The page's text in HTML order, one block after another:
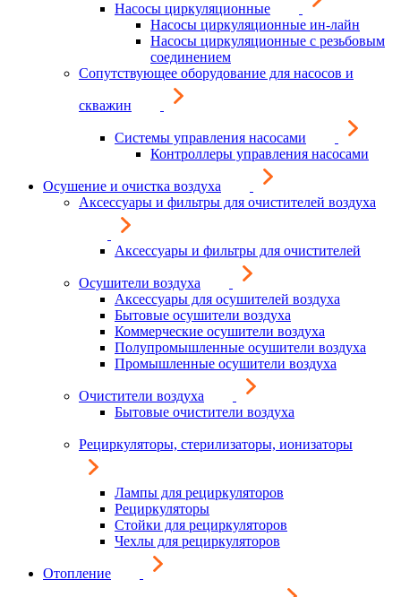
Насосы циркуляционные
Насосы циркуляционные ин-лайн
Насосы циркуляционные с резьбовым
соединением
Сопутствующее оборудование для насосов и
скважин
Системы управления насосами
Контроллеры управления насосами
Осушение и очистка воздуха
Аксессуары и фильтры для очистителей воздуха
Аксессуары и фильтры для очистителей
Осушители воздуха
Аксессуары для осушителей воздуха
Бытовые осушители воздуха
Коммерческие осушители воздуха
Полупромышленные осушители воздуха
Промышленные осушители воздуха
Очистители воздуха
Бытовые очистители воздуха
Рециркуляторы, стерилизаторы, ионизаторы
Лампы для рециркуляторов
Рециркуляторы
Стойки для рециркуляторов
Чехлы для рециркуляторов
Отопление